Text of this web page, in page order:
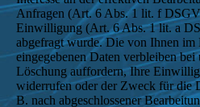
Anfragen (Art. 6 Abs. 1 lit. f
Einwilligung (Art. 6 Abs. 1 lit. a
abgefragt wurde. Die von Ihnen
eingegebenen Daten verbleiben bei
Löschung auffordern, Ihre
widerrufen oder der Zweck für die
B. nach abgeschlossener